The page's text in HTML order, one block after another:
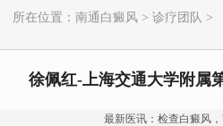
所在位置： 南通白癜风 > 诊疗团队 >
徐佩红-上海交通大学附属
最新医讯：检查白癜风